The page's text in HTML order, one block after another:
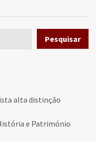
Pesquisar
alta distinção
e Património